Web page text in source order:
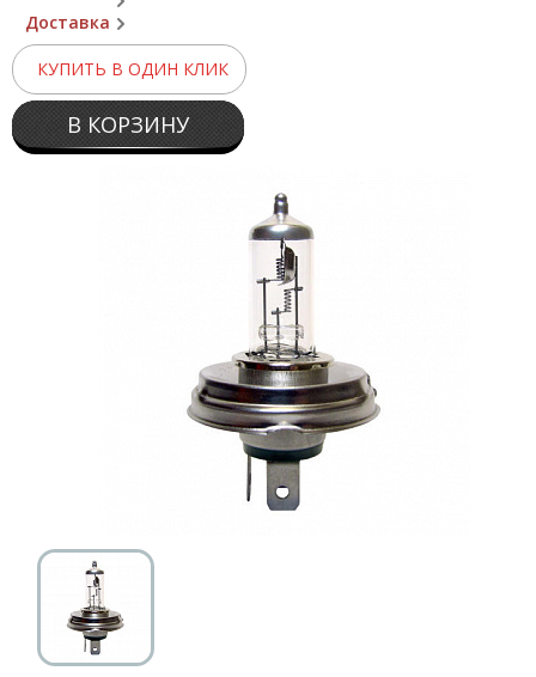
Доставка
КУПИТЬ В ОДИН КЛИК
В КОРЗИНУ